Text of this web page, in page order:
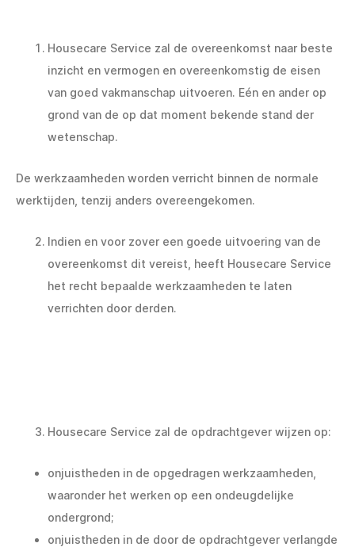
Housecare Service zal de overeenkomst naar beste
inzicht en vermogen en overeenkomstig de eisen
van goed vakmanschap uitvoeren. Eén en ander op
grond van de op dat moment bekende stand der
wetenschap.
De werkzaamheden worden verricht binnen de normale
werktijden, tenzij anders overeengekomen.
Indien en voor zover een goede uitvoering van de
overeenkomst dit vereist, heeft Housecare Service
het recht bepaalde werkzaamheden te laten
verrichten door derden.
Housecare Service zal de opdrachtgever wijzen op:
onjuistheden in de opgedragen werkzaamheden,
waaronder het werken op een ondeugdelijke
ondergrond;
onjuistheden in de door de opdrachtgever verlangde